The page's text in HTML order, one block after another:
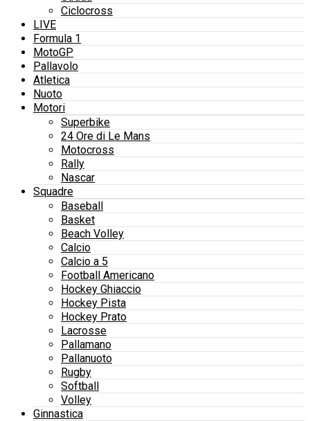
Ciclocross
LIVE
Formula 1
MotoGP
Pallavolo
Atletica
Nuoto
Motori
Superbike
24 Ore di Le Mans
Motocross
Rally
Nascar
Squadre
Baseball
Basket
Beach Volley
Calcio
Calcio a 5
Football Americano
Hockey Ghiaccio
Hockey Pista
Hockey Prato
Lacrosse
Pallamano
Pallanuoto
Rugby
Softball
Volley
Ginnastica